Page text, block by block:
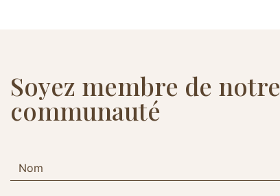
Soyez membre de notre
communauté